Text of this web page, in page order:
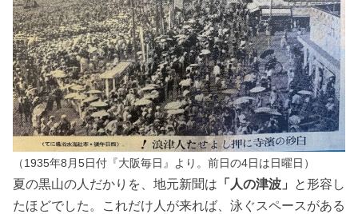
（1935年8月5日付『大阪毎日』より。前日の4日は日曜日）
夏の黒山の人だかりを、地元新聞は 「人の津波」
と形容し
たほどでした。これだけ人が来れば、泳ぐスペースがある